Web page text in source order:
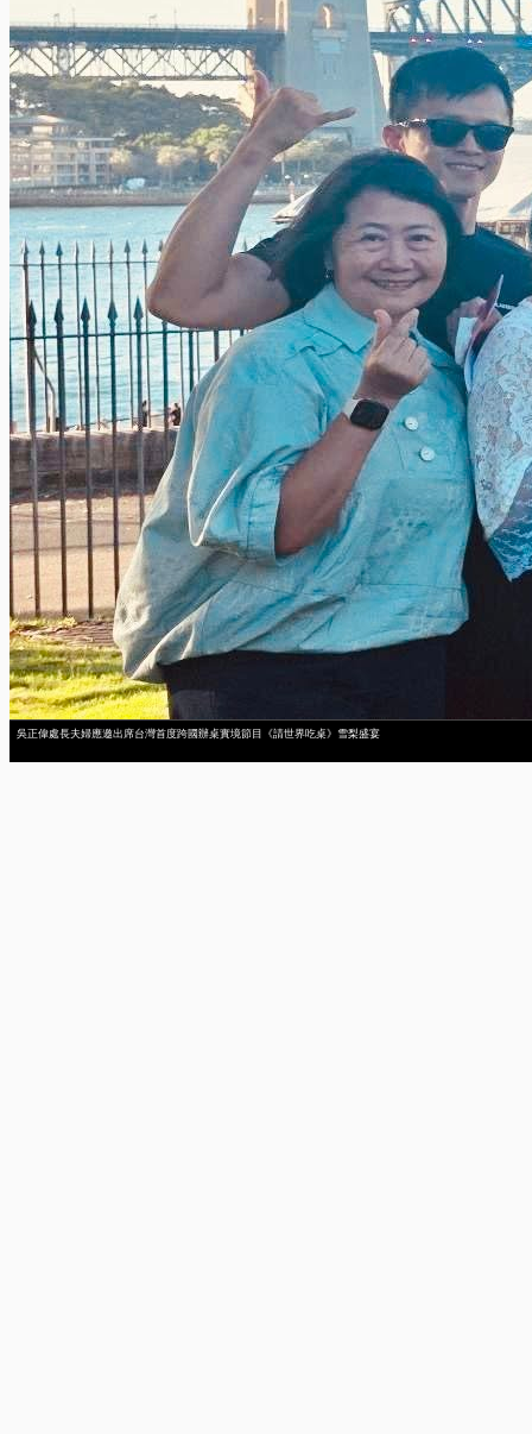
吳正偉處長夫婦應邀出席台灣首度跨國辦桌實境節目《請世界吃桌》雪梨盛宴